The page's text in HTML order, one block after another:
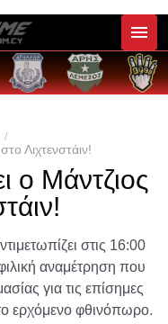
Λιχτενστάιν!
ο Μάντζιος
στις 16:00
αναμέτρηση που
για τις επίσημες
ερχόμενο φθινόπωρο.